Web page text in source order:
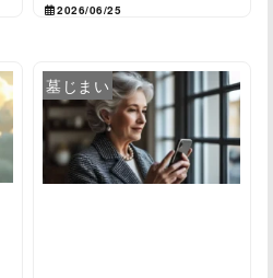
2026/06/25
墓じまい